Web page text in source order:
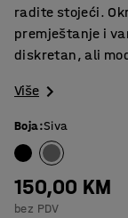
radite stojeći.
premještanje i
diskretan, ali
Više
Boja:Siva
150,00 KM
bez PDV